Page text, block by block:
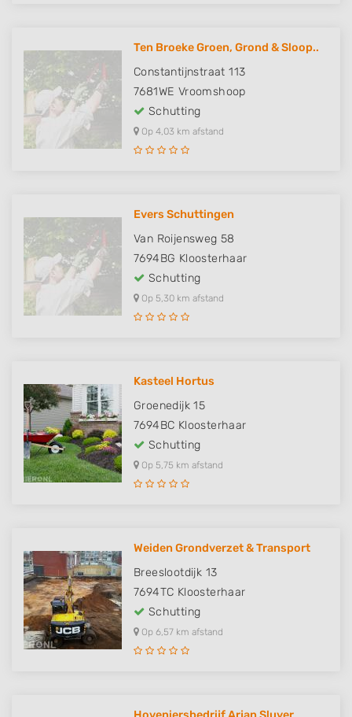
Ten Broeke Groen, Grond & Sloop..
Constantijnstraat 113
7681WE Vroomshoop
Schutting
Op 4,03 km afstand
Evers Schuttingen
Van Roijensweg 58
7694BG Kloosterhaar
Schutting
Op 5,30 km afstand
Kasteel Hortus
Groenedijk 15
7694BC Kloosterhaar
Schutting
Op 5,75 km afstand
Weiden Grondverzet & Transport
Breeslootdijk 13
7694TC Kloosterhaar
Schutting
Op 6,57 km afstand